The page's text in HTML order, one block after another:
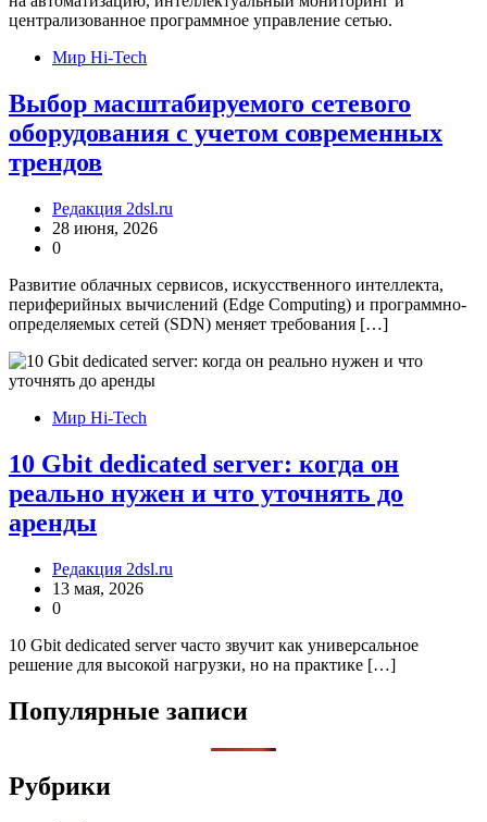
Мир Hi-Tech
Выбор масштабируемого сетевого
оборудования с учетом современных
трендов
Редакция 2dsl.ru
28 июня, 2026
0
Развитие облачных сервисов, искусственного интеллекта,
периферийных вычислений (Edge Computing) и программно-
определяемых сетей (SDN) меняет требования […]
Мир Hi-Tech
10 Gbit dedicated server: когда он
реально нужен и что уточнять до
аренды
Редакция 2dsl.ru
13 мая, 2026
0
10 Gbit dedicated server часто звучит как универсальное
решение для высокой нагрузки, но на практике […]
Популярные записи
Рубрики